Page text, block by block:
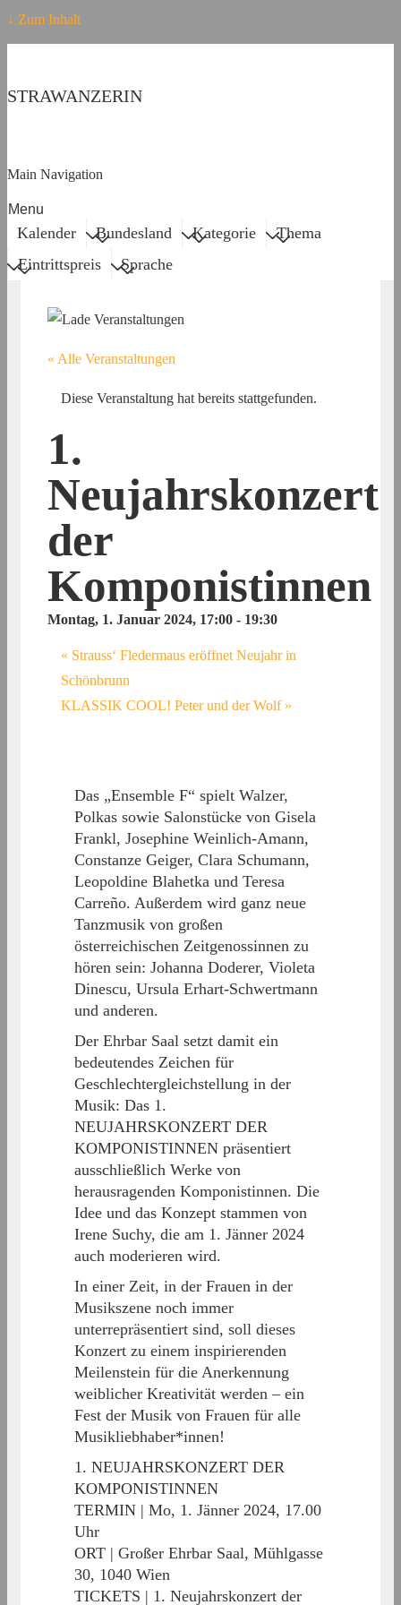
↓ Zum Inhalt
STRAWANZERIN
Main Navigation
Menu
Kalender Bundesland Kategorie
Thema
Eintrittspreis
Sprache
« Alle Veranstaltungen
Diese Veranstaltung hat bereits stattgefunden.
1.
Neujahrskonzert
der
Komponistinnen
Montag, 1. Januar 2024, 17:00 - 19:30
« Strauss‘ Fledermaus eröffnet Neujahr in
Schönbrunn
KLASSIK COOL! Peter und der Wolf »
Das „Ensemble F“ spielt Walzer,
Polkas sowie Salonstücke von Gisela
Frankl, Josephine Weinlich-Amann,
Constanze Geiger, Clara Schumann,
Leopoldine Blahetka und Teresa
Carreño. Außerdem wird ganz neue
Tanzmusik von großen
österreichischen Zeitgenossinnen zu
hören sein: Johanna Doderer, Violeta
Dinescu, Ursula Erhart-Schwertmann
und anderen.
Der Ehrbar Saal setzt damit ein
bedeutendes Zeichen für
Geschlechtergleichstellung in der
Musik: Das 1.
NEUJAHRSKONZERT DER
KOMPONISTINNEN präsentiert
ausschließlich Werke von
herausragenden Komponistinnen. Die
Idee und das Konzept stammen von
Irene Suchy, die am 1. Jänner 2024
auch moderieren wird.
In einer Zeit, in der Frauen in der
Musikszene noch immer
unterrepräsentiert sind, soll dieses
Konzert zu einem inspirierenden
Meilenstein für die Anerkennung
weiblicher Kreativität werden – ein
Fest der Musik von Frauen für alle
Musikliebhaber*innen!
1. NEUJAHRSKONZERT DER
KOMPONISTINNEN
TERMIN | Mo, 1. Jänner 2024, 17.00
Uhr
ORT | Großer Ehrbar Saal, Mühlgasse
30, 1040 Wien
TICKETS | 1. Neujahrskonzert der